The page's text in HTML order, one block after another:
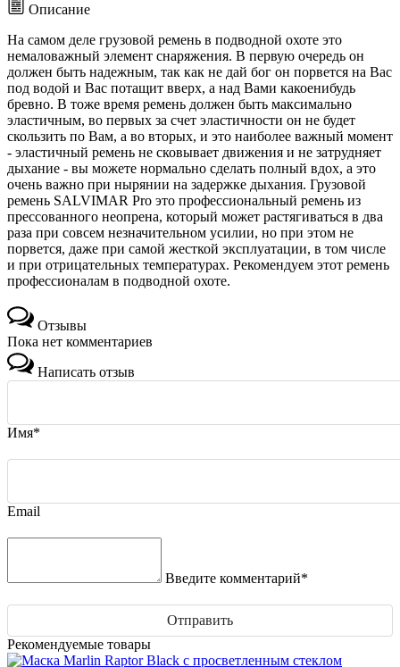
Описание
На самом деле грузовой ремень в подводной охоте это
немаловажный элемент снаряжения. В первую очередь он
должен быть надежным, так как не дай бог он порвется на Вас
под водой и Вас потащит вверх, а над Вами какоенибудь
бревно. В тоже время ремень должен быть максимально
эластичным, во первых за счет эластичности он не будет
скользить по Вам, а во вторых, и это наиболее важный момент
- эластичный ремень не сковывает движения и не затрудняет
дыхание - вы можете нормально сделать полный вдох, а это
очень важно при нырянии на задержке дыхания. Грузовой
ремень SALVIMAR Pro это профессиональный ремень из
прессованного неопрена, который может растягиваться в два
раза при совсем незначительном усилии, но при этом не
порвется, даже при самой жесткой эксплуатации, в том числе
и при отрицательных температурах. Рекомендуем этот ремень
профессионалам в подводной охоте.
Отзывы
Пока нет комментариев
Написать отзыв
Имя*
Email
Введите комментарий*
Рекомендуемые товары